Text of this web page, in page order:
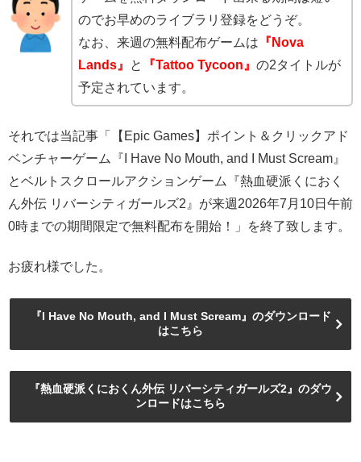
のでお早めのライブラリ登録をどうぞ。
なお、来週の無料配布ゲームは 『Nova
Lands』 と 『Tattoo Tycoon』の2タイトルが
予定されています。
それでは当記事「【Epic Games】ポイント＆クリックアド
ベンチャーゲーム『I Have No Mouth, and I Must Scream』
とベルトスクロールアクションゲーム『熱血硬派くにおく
ん外伝 リバーシティガールズ2』が来週2026年7月10日午前
0時までの期間限定で無料配布を開始！」を終了致します。
お疲れ様でした。
『I Have No Mouth, and I Must Scream』のダウンロード
はこちら
『熱血硬派くにおくん外伝 リバーシティガールズ2』のダウ
ンロードはこちら